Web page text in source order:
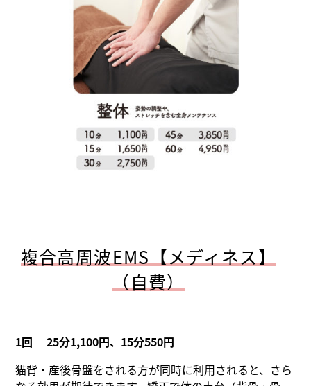
複合高周波EMS【メディネス】
（自費）
1回 25分1,100円、15分550円
猫背・産後骨盤をされる方が同時に利用されると、さら